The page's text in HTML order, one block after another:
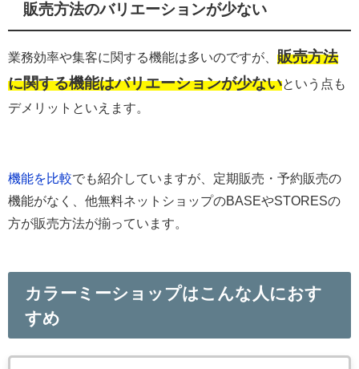
販売方法のバリエーションが少ない
業務効率や集客に関する機能は多いのですが、 販売方法
に関する機能はバリエーションが少ないという点も
デメリットといえます。
機能を比較でも紹介していますが、定期販売・予約販売の
機能がなく、他無料ネットショップのBASEやSTORESの
方が販売方法が揃っています。
カラーミーショップはこんな人におす
すめ